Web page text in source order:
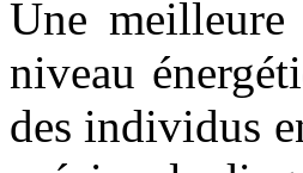
Une meilleure
niveau
des individus